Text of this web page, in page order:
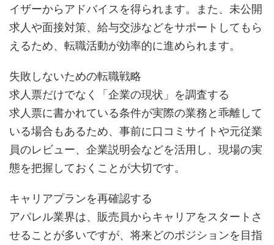
イザーからアドバイスを得られます。また、未公開
求人や面接対策、給与交渉などをサポートしてもら
えるため、転職活動が効率的に進められます。
失敗しないための転職戦略
求人票だけでなく「企業の現状」を調査する
求人票に書かれている条件が実際の業務と乖離して
いる場合もあるため、事前に口コミサイトや元従業
員のレビュー、企業説明会などを活用し、現場の実
態を把握しておくことが大切です。
キャリアプランを再確認する
アパレル業界は、販売員からキャリアをスタートさ
せることが多いですが、将来どのポジションを目指